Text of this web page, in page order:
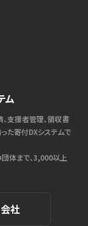
ム
支援者管理、領収書
た寄付DXシステムで
体まで、3,000以上
社